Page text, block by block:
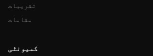
تقریبات
مقامات
کمیونٹی